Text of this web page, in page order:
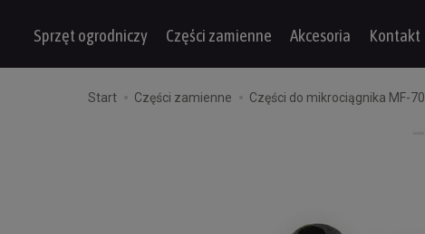
Sprzęt ogrodniczy Części zamienne Akcesoria Kontakt
Start Części zamienne Części do mikrociągnika MF-70